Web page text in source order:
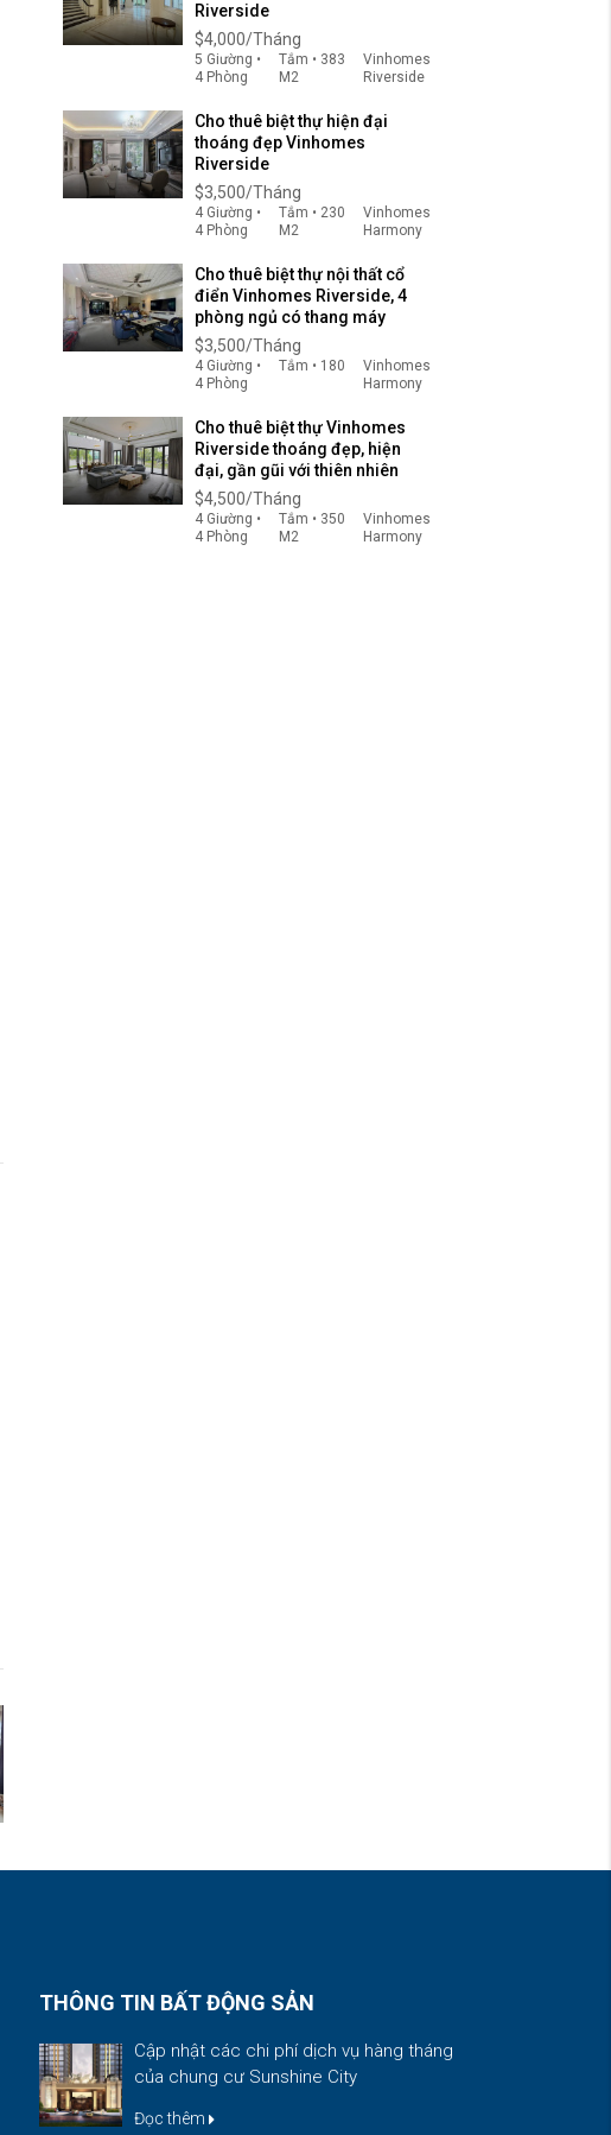
Riverside
$4,000/Tháng
5 Giường •
4 Phòng
Tắm • 383
M2
Vinhomes
Riverside
Cho thuê biệt thự hiện đại
thoáng đẹp Vinhomes
Riverside
$3,500/Tháng
4 Giường •
4 Phòng
Tắm • 230
M2
Vinhomes
Harmony
Cho thuê biệt thự nội thất cổ
điển Vinhomes Riverside, 4
phòng ngủ có thang máy
$3,500/Tháng
4 Giường •
4 Phòng
Tắm • 180
Vinhomes
Harmony
Cho thuê biệt thự Vinhomes
Riverside thoáng đẹp, hiện
đại, gần gũi với thiên nhiên
$4,500/Tháng
4 Giường •
4 Phòng
Tắm • 350
M2
Vinhomes
Harmony
THÔNG TIN BẤT ĐỘNG SẢN
Cập nhật các chi phí dịch vụ hàng tháng
của chung cư Sunshine City
Đọc thêm